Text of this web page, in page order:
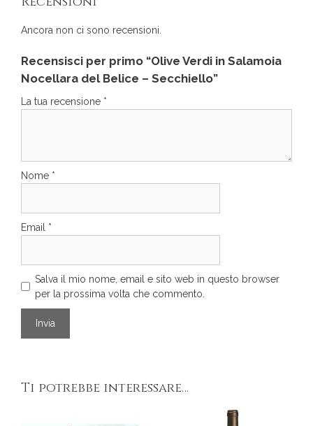
Ancora non ci sono recensioni.
Recensisci per primo “Olive Verdi in Salamoia
Nocellara del Belice – Secchiello”
La tua recensione *
Nome *
Email *
Salva il mio nome, email e sito web in questo browser
per la prossima volta che commento.
Ti potrebbe interessare…